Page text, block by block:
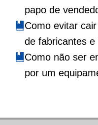
papo de
Como evitar
de fabricantes e
Como não ser
por um